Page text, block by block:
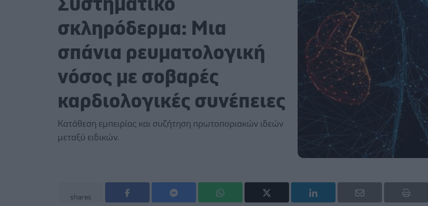
Συστηματικό
σκληρόδερμα: Μια
σπάνια ρευματολογική
νόσος με σοβαρές
καρδιολογικές συνέπειες
Κατάθεση εμπειρίας και συζήτηση πρωτοποριακών ιδεών
μεταξύ ειδικών.
shares